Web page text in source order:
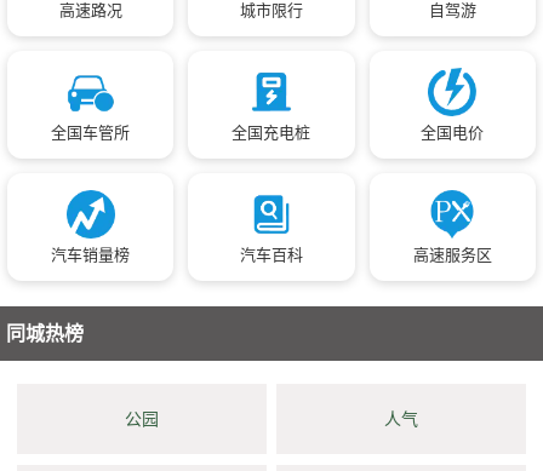
高速路况 城市限行 自驾游
全国车管所 全国充电桩 全国电价
汽车销量榜 汽车百科 高速服务区
同城热榜
公园 人气